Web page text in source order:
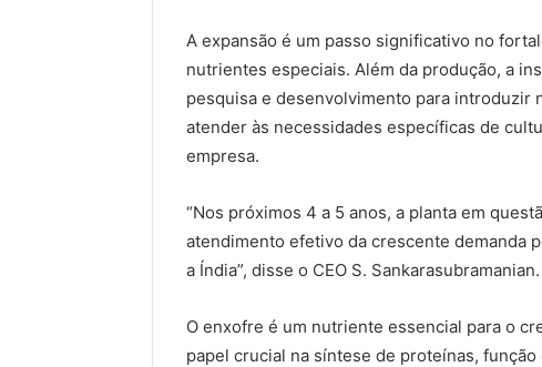
A expansão é um passo significativo no
nutrientes especiais. Além da produção, a
pesquisa e desenvolvimento para introduzir
atender às necessidades específicas de
empresa.
“Nos próximos 4 a 5 anos, a planta em
atendimento efetivo da crescente demanda
a Índia”, disse o CEO S. Sankarasubramanian.
O enxofre é um nutriente essencial para o
papel crucial na síntese de proteínas,